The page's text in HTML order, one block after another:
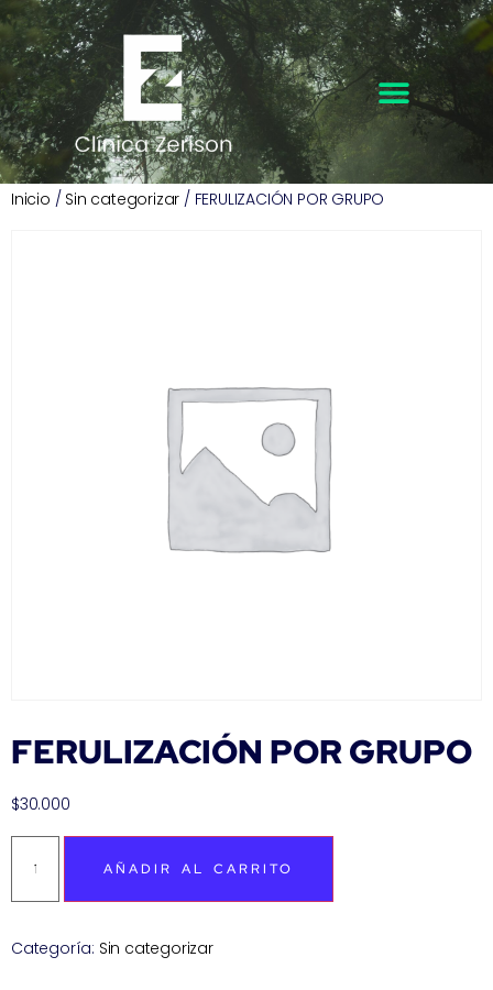
Inicio / Sin categorizar / FERULIZACIÓN POR GRUPO
FERULIZACIÓN POR GRUPO
$30.000
AÑADIR AL CARRITO
Categoría: Sin categorizar